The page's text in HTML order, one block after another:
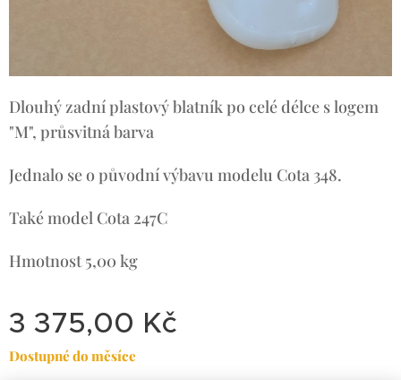
Dlouhý zadní plastový blatník po celé délce s logem
"M", průsvitná barva
Jednalo se o původní výbavu modelu Cota 348.
Také model Cota 247C
Hmotnost 5,00 kg
3 375,00 Kč
Dostupné do měsíce